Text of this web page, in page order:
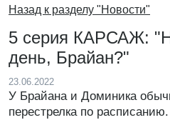
Назад к разделу "Новости"
5 серия КАРСАЖ:
день, Брайан?"
23.06.2022
У Брайана и Доминика
перестрелка по расписанию.